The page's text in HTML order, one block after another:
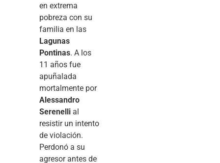
en extrema
pobreza con su
familia en las
Lagunas
Pontinas. A los
11 años fue
apuñalada
mortalmente por
Alessandro
Serenelli al
resistir un intento
de violación.
Perdonó a su
agresor antes de